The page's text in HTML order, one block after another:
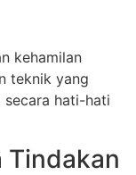
kehamilan
teknik yang
secara hati-hati
Tindakan